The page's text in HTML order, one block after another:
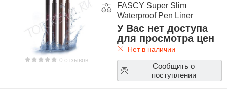
0 отзывов
FASCY Super Slim
Waterproof Pen Liner
У Вас нет доступа
для просмотра цен
Нет в наличии
Сообщить о
поступлении